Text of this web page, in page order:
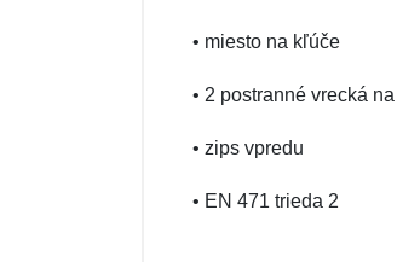
• miesto na kľúče
• 2 postranné vrecká
• zips vpredu
• EN 471 trieda 2